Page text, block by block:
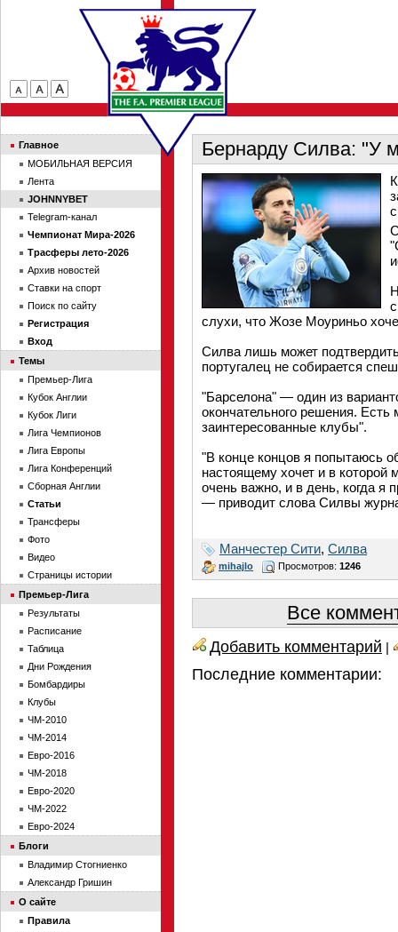
Бернарду Силва: "У
слухи, что Жозе Моуриньо
Силва лишь может
португалец не собирается
"Барселона" — один из
окончательного решения.
заинтересованные клубы".
"В конце концов я попытаюсь
настоящему хочет и в
очень важно, и в день, когда я
— приводит слова Силвы
Манчестер Сити, Силва
mihajlo Просмотров: 1246
Все
Добавить комментарий |
Последние комментарии:
Главное
МОБИЛЬНАЯ ВЕРСИЯ
Лента
JOHNNYBET
Telegram-канал
Чемпионат Мира-2026
Трасферы лето-2026
Архив новостей
Ставки на спорт
Поиск по сайту
Регистрация
Вход
Темы
Премьер-Лига
Кубок Англии
Кубок Лиги
Лига Чемпионов
Лига Европы
Лига Конференций
Сборная Англии
Статьи
Трансферы
Фото
Видео
Страницы истории
Премьер-Лига
Результаты
Расписание
Таблица
Дни Рождения
Бомбардиры
Клубы
ЧМ-2010
ЧМ-2014
Евро-2016
ЧМ-2018
Евро-2020
ЧМ-2022
Евро-2024
Блоги
Владимир Стогниенко
Александр Гришин
О сайте
Правила